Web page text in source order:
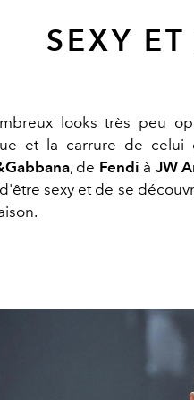
SEXY
looks très peu
et la carrure de
, de Fendi à JW
sexy et de se